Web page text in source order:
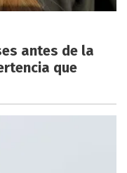
antes de la
que